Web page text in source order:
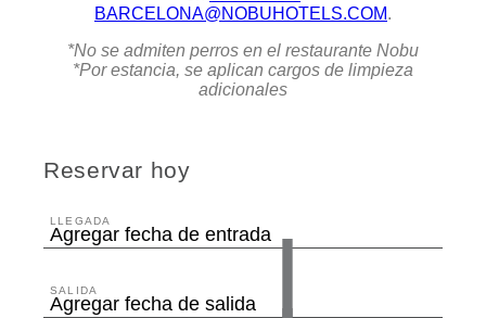
BARCELONA@NOBUHOTELS.COM.
*No se admiten perros en el restaurante Nobu
*Por estancia, se aplican cargos de limpieza
adicionales
Reservar hoy
LLEGADA
Agregar fecha de entrada
SALIDA
Agregar fecha de salida